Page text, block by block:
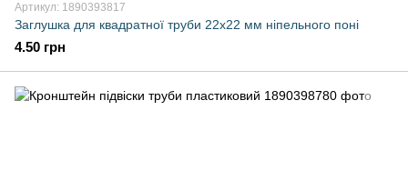
Артикул: 1890393817
Заглушка для квадратної труби 22х22 мм ніпельного поні
4.50 грн